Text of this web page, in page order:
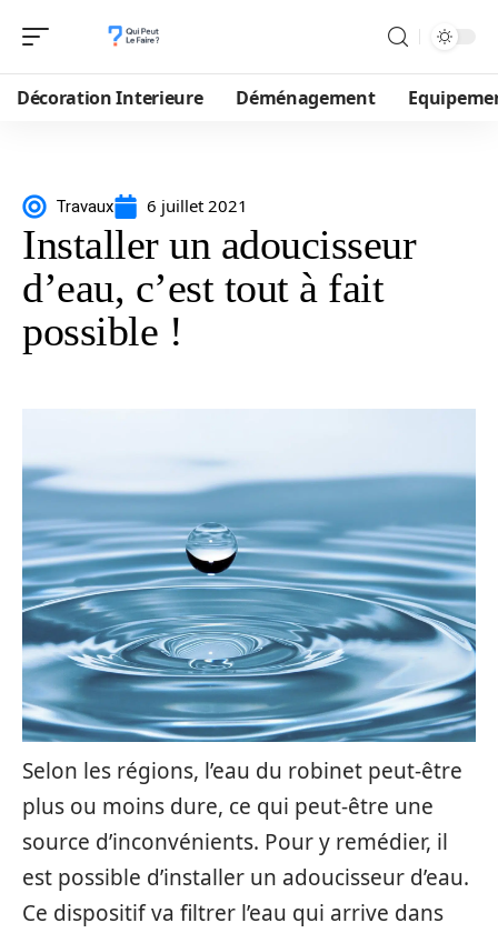
Décoration Interieure Déménagement
Travaux 6 juillet 2021
Installer un adoucisseur
d’eau, c’est tout à fait
possible !
Selon les régions, l’eau du robinet peut-être
plus ou moins dure, ce qui peut-être une
source d’inconvénients. Pour y remédier, il
est possible d’installer un adoucisseur d’eau.
Ce dispositif va filtrer l’eau qui arrive dans